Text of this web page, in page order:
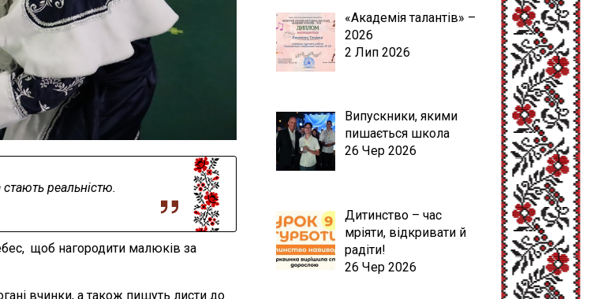
реальністю.
щоб нагородити малюків за
вчинки, а також пишуть листи до
«Академія талантів» –
2026
2 Лип 2026
Випускники, якими
пишається школа
26 Чер 2026
Дитинство – час
мріяти, відкривати й
радіти!
26 Чер 2026